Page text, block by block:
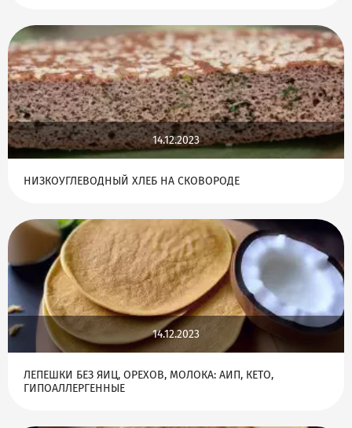
14.12.2023
НИЗКОУГЛЕВОДНЫЙ ХЛЕБ НА СКОВОРОДЕ
14.12.2023
ЛЕПЕШКИ БЕЗ ЯИЦ, ОРЕХОВ, МОЛОКА: АИП, КЕТО,
ГИПОАЛЛЕРГЕННЫЕ